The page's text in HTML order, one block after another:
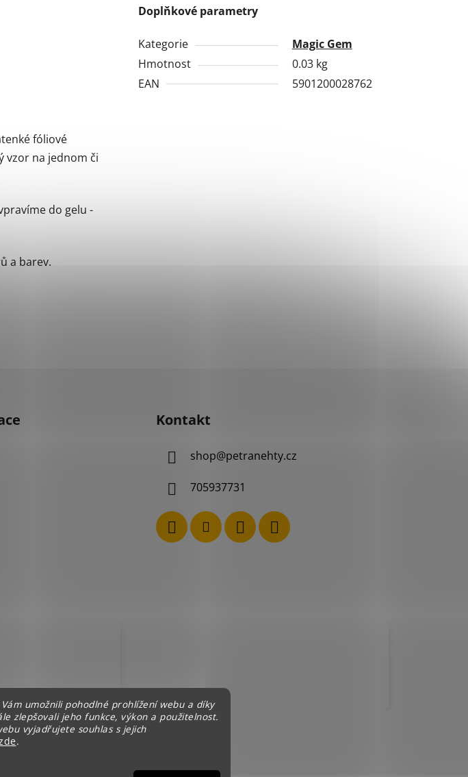
umožnili pohodlné prohlížení webu a díky
zlepšovali jeho funkce, výkon a použitelnost.
vyjadřujete souhlas s jejich
.
fóliové
vzor na jednom či
do gelu -
a barev.
Doplňkové parametry
Kategorie
Magic Gem
Hmotnost
0.03 kg
EAN
5901200028762
Kontakt
shop@petranehty.cz
705937731